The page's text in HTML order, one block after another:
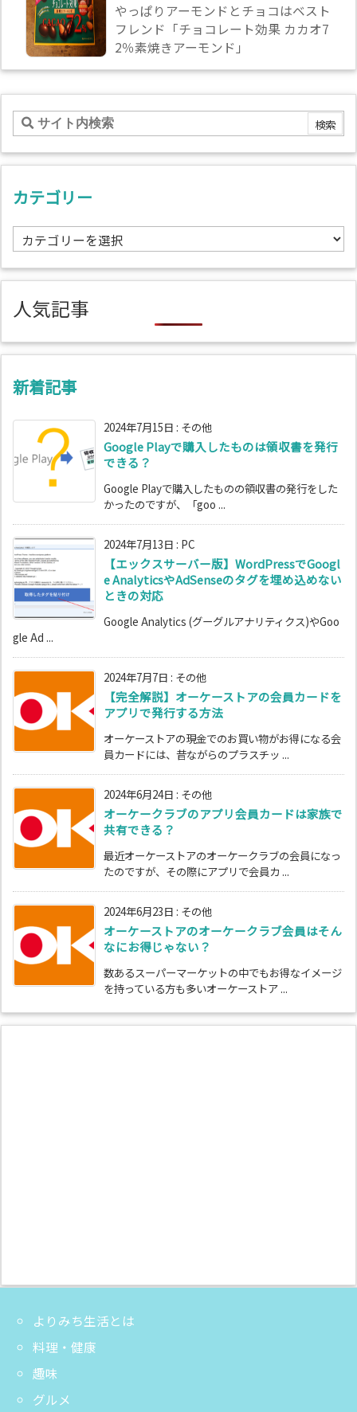
やっぱりアーモンドとチョコはベスト
フレンド「チョコレート効果 カカオ7
2％素焼きアーモンド」
カテゴリー
カ
テ
ゴ
ー
人気記事
新着記事
2024年7月15日 : その他
Google Playで購入したものは領収書を発行
できる？
Google Playで購入したものの領収書の発行をした
かったのですが、「goo ...
2024年7月13日 : PC
【エックスサーバー版】WordPressでGoogl
e AnalyticsやAdSenseのタグを埋め込めない
ときの対応
Google Analytics (グーグルアナリティクス)やGoo
gle Ad ...
2024年7月7日 : その他
【完全解説】オーケーストアの会員カードを
アプリで発行する方法
オーケーストアの現金でのお買い物がお得になる会
員カードには、昔ながらのプラスチッ ...
2024年6月24日 : その他
オーケークラブのアプリ会員カードは家族で
共有できる？
最近オーケーストアのオーケークラブの会員になっ
たのですが、その際にアプリで会員カ ...
2024年6月23日 : その他
オーケーストアのオーケークラブ会員はそん
なにお得じゃない？
数あるスーパーマーケットの中でもお得なイメージ
を持っている方も多いオーケーストア ...
よりみち生活とは
料理・健康
趣味
グルメ